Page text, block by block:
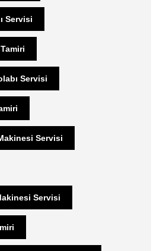
Servisi
Servisi
Servisi
Servisi